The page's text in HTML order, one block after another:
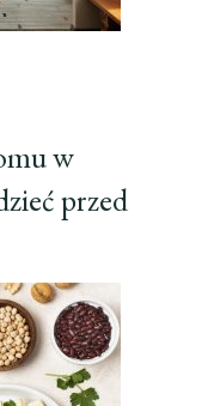
w
przed